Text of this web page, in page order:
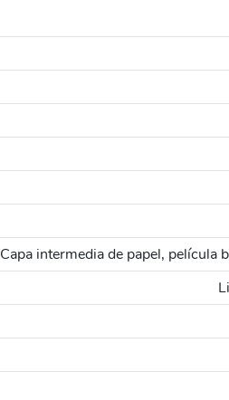
Capa intermedia de papel, película